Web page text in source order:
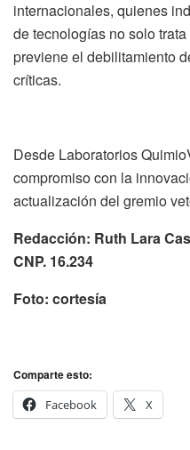
internacionales, quienes
de tecnologías no solo
previene el debilitamiento
críticas.
Desde Laboratorios
compromiso con la
actualización del gremio
Redacción: Ruth Lara
CNP. 16.234
Foto: cortesía
Comparte esto:
Facebook
X